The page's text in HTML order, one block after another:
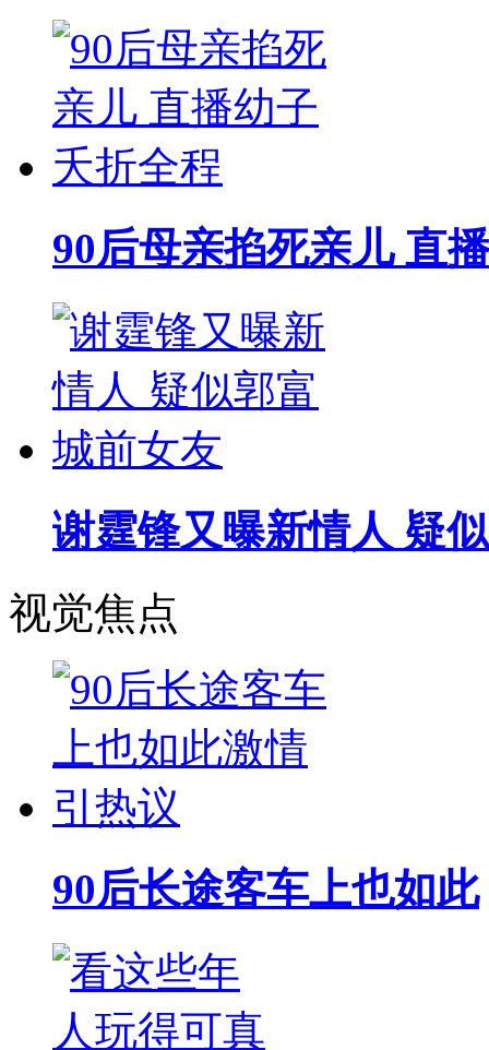
90后母亲掐死亲儿 直播
谢霆锋又曝新情人 疑似
视觉焦点
90后长途客车上也如此